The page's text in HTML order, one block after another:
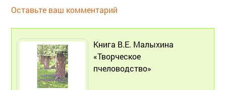
Оставьте ваш комментарий
Книга В.Е. Малыхина
«Творческое
пчеловодство»